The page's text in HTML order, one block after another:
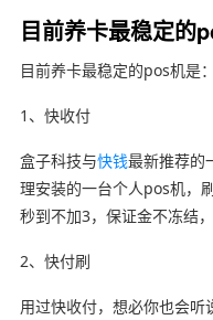
目前养卡最稳定的
目前养卡最稳定的pos机是：
1、快收付
盒子科技与快钱最新推荐的
理安装的一台个人pos机，
秒到不加3，保证金不冻结
2、快付刷
用过快收付，想必你也会